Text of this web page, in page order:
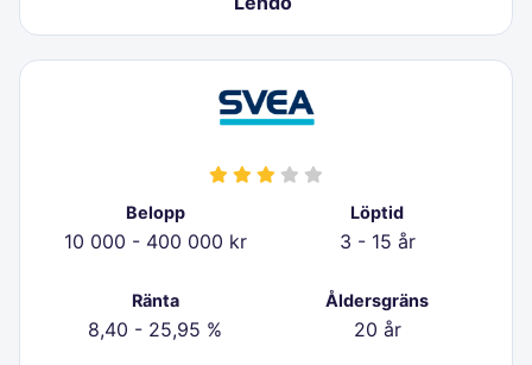
Belopp
10 000 - 400 000 kr
Löptid
3 - 15 år
Ränta
8,40 - 25,95 %
Åldersgräns
20 år